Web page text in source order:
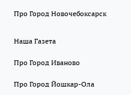
Про Город Новочебоксарск
Наша Газета
Про Город Иваново
Про Город Йошкар-Ола